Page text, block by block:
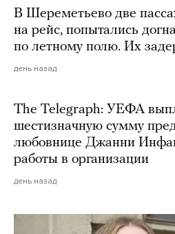
В Шереметьево две
на рейс, попытались
по летному полю. Их
день назад
The Telegraph: УЕФА
шестизначную сумму
любовнице Джанни
работы в организации
день назад